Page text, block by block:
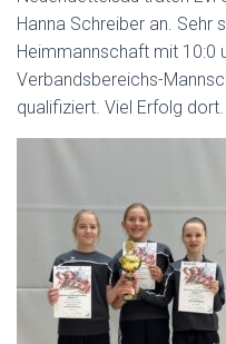
Hanna Schreiber an. Sehr
Heimmannschaft mit 10:0
Verbandsbereichs-
qualifiziert. Viel Erfolg dort.